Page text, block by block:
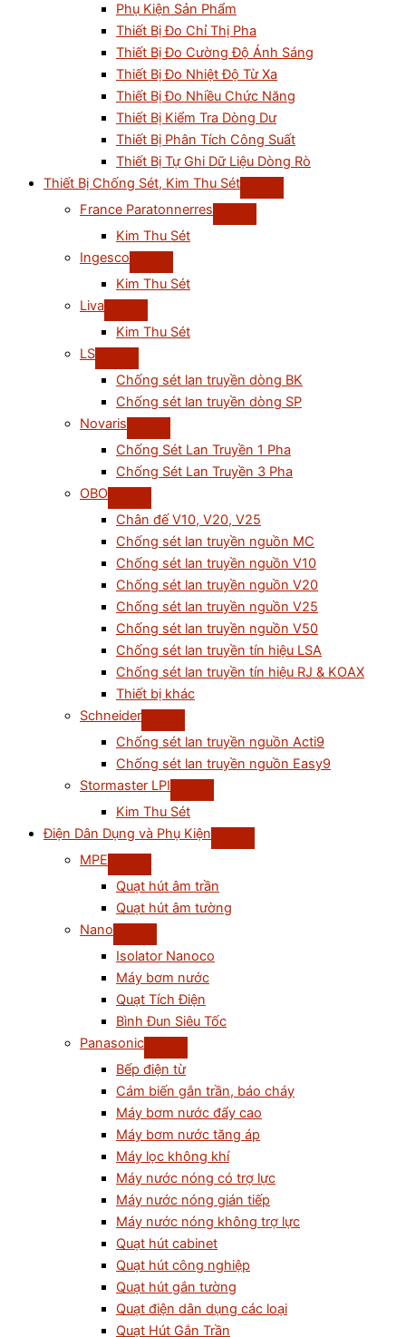
Phụ Kiện Sản Phẩm
Thiết Bị Đo Chỉ Thị Pha
Thiết Bị Đo Cường Độ Ánh Sáng
Thiết Bị Đo Nhiệt Độ Từ Xa
Thiết Bị Đo Nhiều Chức Năng
Thiết Bị Kiểm Tra Dòng Dư
Thiết Bị Phân Tích Công Suất
Thiết Bị Tự Ghi Dữ Liệu Dòng Rò
Thiết Bị Chống Sét, Kim Thu Sét
France Paratonnerres
Kim Thu Sét
Ingesco
Kim Thu Sét
Liva
Kim Thu Sét
LS
Chống sét lan truyền dòng BK
Chống sét lan truyền dòng SP
Novaris
Chống Sét Lan Truyền 1 Pha
Chống Sét Lan Truyền 3 Pha
OBO
Chân đế V10, V20, V25
Chống sét lan truyền nguồn MC
Chống sét lan truyền nguồn V10
Chống sét lan truyền nguồn V20
Chống sét lan truyền nguồn V25
Chống sét lan truyền nguồn V50
Chống sét lan truyền tín hiệu LSA
Chống sét lan truyền tín hiệu RJ & KOAX
Thiết bị khác
Schneider
Chống sét lan truyền nguồn Acti9
Chống sét lan truyền nguồn Easy9
Stormaster LPI
Kim Thu Sét
Điện Dân Dụng và Phụ Kiện
MPE
Quạt hút âm trần
Quạt hút âm tường
Nano
Isolator Nanoco
Máy bơm nước
Quạt Tích Điện
Bình Đun Siêu Tốc
Panasonic
Bếp điện từ
Cám biến gắn trần, báo cháy
Máy bơm nước đẩy cao
Máy bơm nước tăng áp
Máy lọc không khí
Máy nước nóng có trợ lực
Máy nước nóng gián tiếp
Máy nước nóng không trợ lực
Quạt hút cabinet
Quạt hút công nghiệp
Quạt hút gắn tường
Quạt điện dân dụng các loại
Quạt Hút Gắn Trần